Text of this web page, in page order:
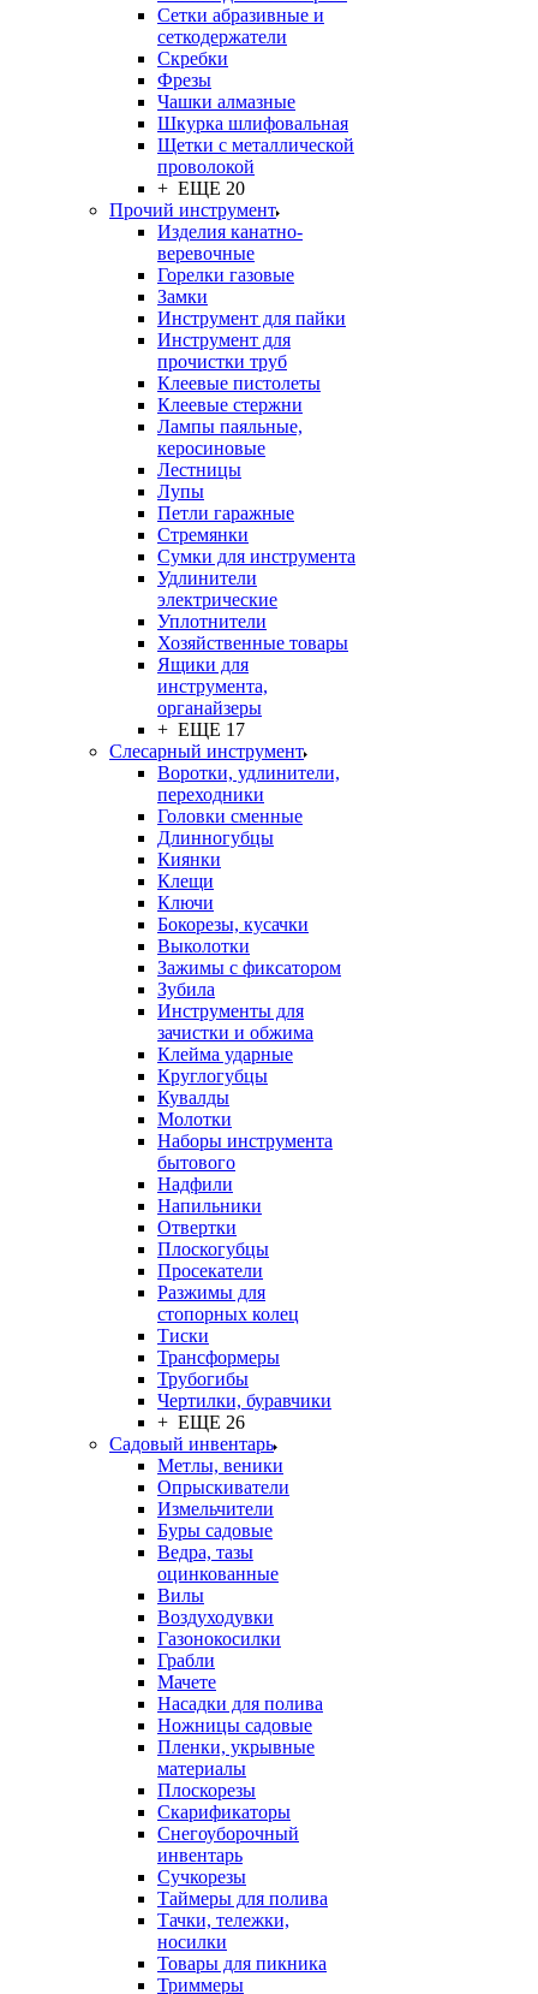
Сетки абразивные и
сеткодержатели
Скребки
Фрезы
Чашки алмазные
Шкурка шлифовальная
Щетки с металлической
проволокой
+ ЕЩЕ 20
Прочий инструмент
Изделия канатно-
веревочные
Горелки газовые
Замки
Инструмент для пайки
Инструмент для
прочистки труб
Клеевые пистолеты
Клеевые стержни
Лампы паяльные,
керосиновые
Лестницы
Лупы
Петли гаражные
Стремянки
Сумки для инструмента
Удлинители
электрические
Уплотнители
Хозяйственные товары
Ящики для
инструмента,
органайзеры
+ ЕЩЕ 17
Слесарный инструмент
Воротки, удлинители,
переходники
Головки сменные
Длинногубцы
Киянки
Клещи
Ключи
Бокорезы, кусачки
Выколотки
Зажимы с фиксатором
Зубила
Инструменты для
зачистки и обжима
Клейма ударные
Круглогубцы
Кувалды
Молотки
Наборы инструмента
бытового
Надфили
Напильники
Отвертки
Плоскогубцы
Просекатели
Разжимы для
стопорных колец
Тиски
Трансформеры
Трубогибы
Чертилки, буравчики
+ ЕЩЕ 26
Садовый инвентарь
Метлы, веники
Опрыскиватели
Измельчители
Буры садовые
Ведра, тазы
оцинкованные
Вилы
Воздуходувки
Газонокосилки
Грабли
Мачете
Насадки для полива
Ножницы садовые
Пленки, укрывные
материалы
Плоскорезы
Скарификаторы
Снегоуборочный
инвентарь
Сучкорезы
Таймеры для полива
Тачки, тележки,
носилки
Товары для пикника
Триммеры